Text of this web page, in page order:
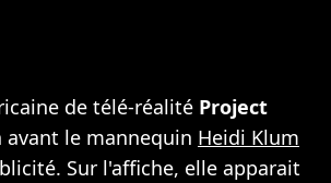
de télé-réalité Project
avant le mannequin Heidi Klum
Sur l'affiche, elle apparait